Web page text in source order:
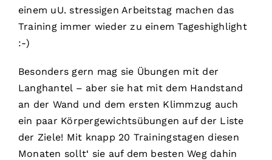
einem uU. stressigen Arbeitstag machen das
Training immer wieder zu einem Tageshighlight
:-)
Besonders gern mag sie Übungen mit der
Langhantel – aber sie hat mit dem Handstand
an der Wand und dem ersten Klimmzug auch
ein paar Körpergewichtsübungen auf der Liste
der Ziele! Mit knapp 20 Trainingstagen diesen
Monaten sollt‘ sie auf dem besten Weg dahin